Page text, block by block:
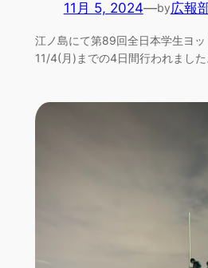
11月 5, 2024—by広報
江ノ島にて第89回全日本学生ヨ
11/4(月)までの4日間行われまし